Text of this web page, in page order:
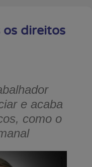
os direitos
e acaba
como o